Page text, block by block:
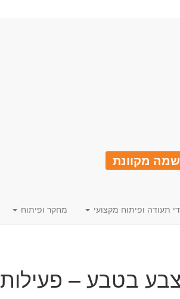
מקוונת
תעודה ופיתוח מקצועי מחקר ופיתוח
בטבע – פעילות